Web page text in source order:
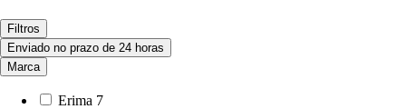
Filtros
Enviado no prazo de 24 horas
Marca
Erima 7